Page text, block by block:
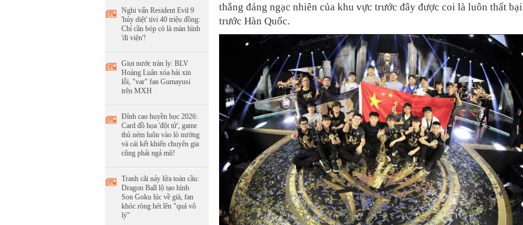
Nghi vấn Resident Evil 9
'hủy diệt' tivi 40 triệu đồng:
Chỉ cần bóp cò là màn hình
'đi viện'!
Giọt nước tràn ly: BLV
Hoàng Luân xóa bài xin
lỗi, "var" fan Gumayusi
trên MXH
Đỉnh cao huyền học 2026:
Card đồ họa 'đột tử', game
thủ ném luôn vào lò nướng
và cái kết khiến chuyên gia
cũng phải ngả mũ!
Tranh cãi nảy lửa toàn cầu:
Dragon Ball lộ tạo hình
Son Goku lúc về già, fan
khóc ròng hét lên "quá vô
lý"
thắng đáng ngạc nhiên của khu vực trước đây được coi là luôn thất bại
trước Hàn Quốc.